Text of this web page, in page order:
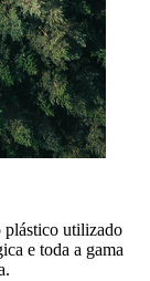
plástico utilizado
e toda a gama